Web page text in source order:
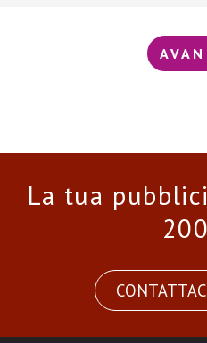
La tua